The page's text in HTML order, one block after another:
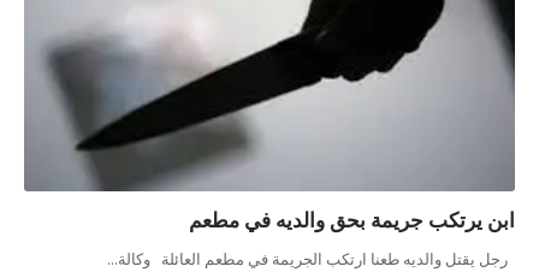
جريمة بحق والديه في مطعم
والديه طعنا ارتكب الجريمة في مطعم العائلة وكالة…